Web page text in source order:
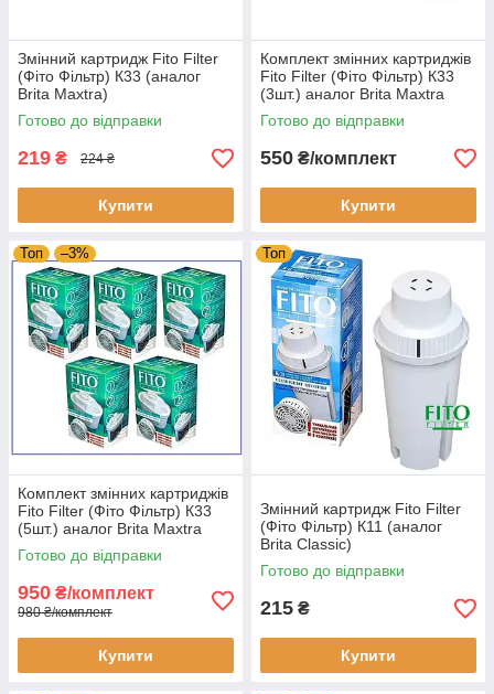
Змінний картридж Fito Filter
(Фіто Фільтр) К33 (аналог
Brita Maxtra)
Готово до відправки
219 ₴ 224 ₴
Купити
Комплект змінних картриджів
Fito Filter (Фіто Фільтр) К33
(3шт.) аналог Brita Maxtra
Готово до відправки
550 ₴/комплект
Купити
Топ –3%
Комплект змінних картриджів
Fito Filter (Фіто Фільтр) К33
(5шт.) аналог Brita Maxtra
Готово до відправки
950 ₴/комплект
980 ₴/комплект
Купити
Топ
Змінний картридж Fito Filter
(Фіто Фільтр) К11 (аналог
Brita Classic)
Готово до відправки
215 ₴
Купити